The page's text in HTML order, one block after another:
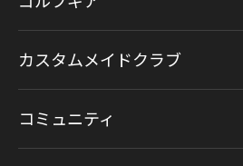
カスタムメイドクラブ
コミュニティ